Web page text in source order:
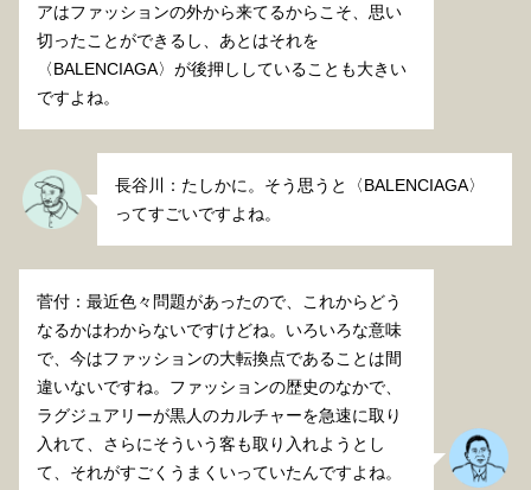
アはファッションの外から来てるからこそ、思い
切ったことができるし、あとはそれを
〈BALENCIAGA〉が後押ししていることも大きい
ですよね。
長谷川：たしかに。そう思うと〈BALENCIAGA〉
ってすごいですよね。
菅付：最近色々問題があったので、これからどう
なるかはわからないですけどね。いろいろな意味
で、今はファッションの大転換点であることは間
違いないですね。ファッションの歴史のなかで、
ラグジュアリーが黒人のカルチャーを急速に取り
入れて、さらにそういう客も取り入れようとし
て、それがすごくうまくいっていたんですよね。